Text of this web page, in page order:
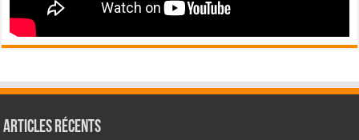
Articles récents